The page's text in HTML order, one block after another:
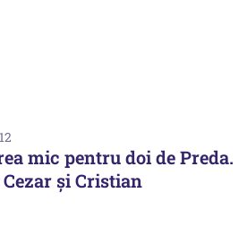
mic pentru doi de Preda.
și Cristian